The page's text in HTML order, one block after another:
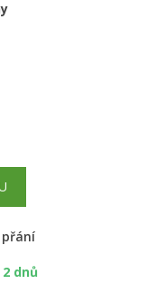
dnů